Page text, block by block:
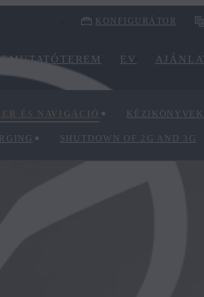
KONFIGURÁTOR
EV
ÉS NAVIGÁCIÓ
SHUTDOWN OF 2G AND 3G